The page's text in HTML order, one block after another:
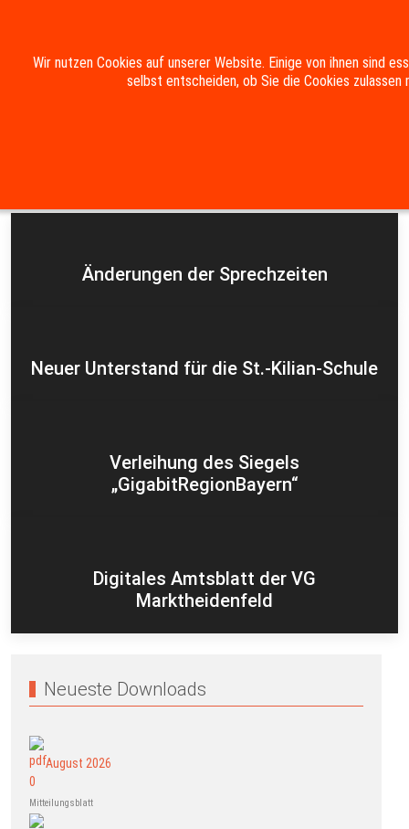
Impressum Datenschutzerklärung
Änderungen der Sprechzeiten
Neuer Unterstand für die St.-Kilian-Schule
Verleihung des Siegels
„GigabitRegionBayern“
Digitales Amtsblatt der VG
Marktheidenfeld
Neueste Downloads
August 2026
Mitteilungsblatt
Wir nutzen Cookies auf unserer Website. Einige von ihnen sind
selbst entscheiden, ob Sie die Cookies